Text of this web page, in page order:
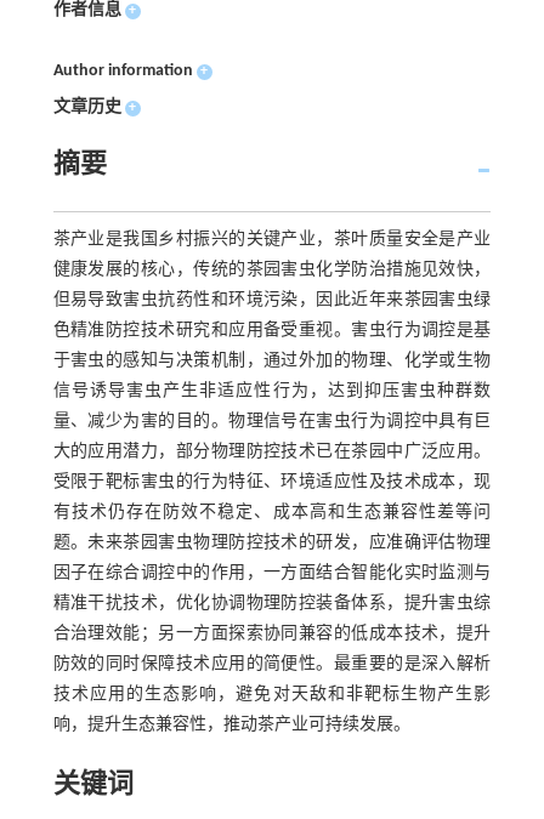
作者信息 +
Author information +
文章历史 +
摘要
茶产业是我国乡村振兴的关键产业，茶叶质量安全是产业
健康发展的核心，传统的茶园害虫化学防治措施见效快，
但易导致害虫抗药性和环境污染，因此近年来茶园害虫绿
色精准防控技术研究和应用备受重视。害虫行为调控是基
于害虫的感知与决策机制，通过外加的物理、化学或生物
信号诱导害虫产生非适应性行为，达到抑压害虫种群数
量、减少为害的目的。物理信号在害虫行为调控中具有巨
大的应用潜力，部分物理防控技术已在茶园中广泛应用。
受限于靶标害虫的行为特征、环境适应性及技术成本，现
有技术仍存在防效不稳定、成本高和生态兼容性差等问
题。未来茶园害虫物理防控技术的研发，应准确评估物理
因子在综合调控中的作用，一方面结合智能化实时监测与
精准干扰技术，优化协调物理防控装备体系，提升害虫综
合治理效能；另一方面探索协同兼容的低成本技术，提升
防效的同时保障技术应用的简便性。最重要的是深入解析
技术应用的生态影响，避免对天敌和非靶标生物产生影
响，提升生态兼容性，推动茶产业可持续发展。
关键词